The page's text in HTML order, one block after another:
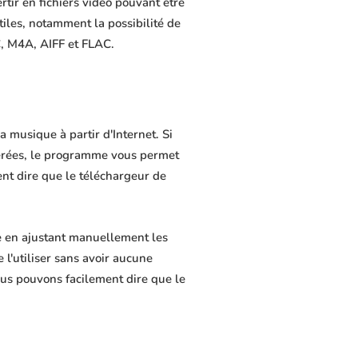
notamment la possibilité de
AIFF et FLAC.
musique à partir d'Internet. Si
le programme vous permet
dire que le téléchargeur de
ajustant manuellement les
l'utiliser sans avoir aucune
pouvons facilement dire que le